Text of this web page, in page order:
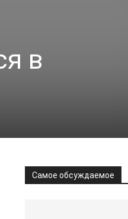
в
Самое обсуждаемое